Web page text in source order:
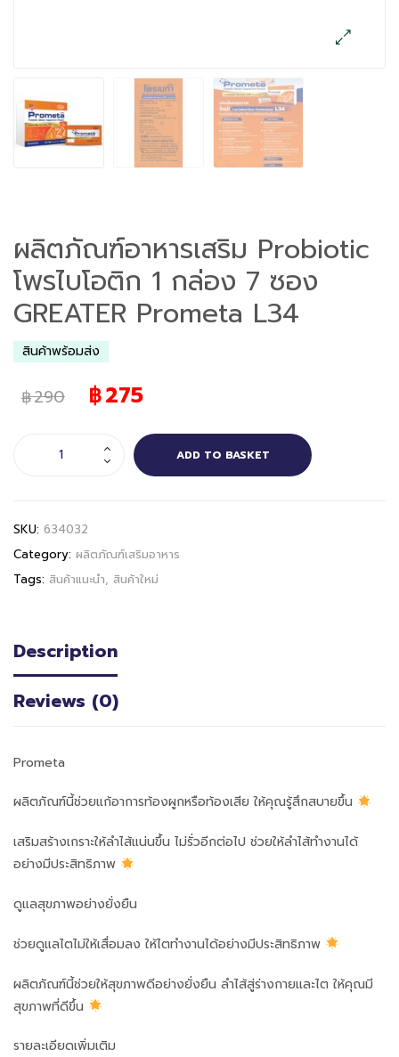
ผลิตภัณฑ์อาหารเสริม Probiotic
โพรไบโอติก 1 กล่อง 7 ซอง
GREATER Prometa L34
สินค้าพร้อมส่ง
฿290 ฿275
ADD TO BASKET
SKU: 634032
Category: ผลิตภัณฑ์เสริมอาหาร
Tags: สินค้าแนะนำ, สินค้าใหม่
Description
Reviews (0)
Prometa
ผลิตภัณฑ์นี้ช่วยแก้อาการท้องผูกหรือท้องเสีย ให้คุณรู้สึกสบายขึ้น
เสริมสร้างเกราะให้ลำไส้แน่นขึ้น ไม่รั่วอีกต่อไป ช่วยให้ลำไส้ทำงานได้
อย่างมีประสิทธิภาพ
ดูแลสุขภาพอย่างยั่งยืน
ช่วยดูแลไตไม่ให้เสื่อมลง ให้ไตทำงานได้อย่างมีประสิทธิภาพ
ผลิตภัณฑ์นี้ช่วยให้สุขภาพดีอย่างยั่งยืน ลำไส้สู่ร่างกายและไต ให้คุณมี
สุขภาพที่ดีขึ้น
รายละเอียดเพิ่มเติม